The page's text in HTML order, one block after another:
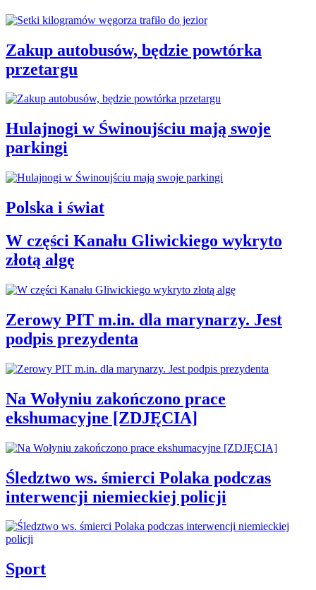
Zakup autobusów, będzie powtórka
przetargu
Hulajnogi w Świnoujściu mają swoje
parkingi
Polska i świat
W części Kanału Gliwickiego wykryto
złotą algę
Zerowy PIT m.in. dla marynarzy. Jest
podpis prezydenta
Na Wołyniu zakończono prace
ekshumacyjne [ZDJĘCIA]
Śledztwo ws. śmierci Polaka podczas
interwencji niemieckiej policji
Sport